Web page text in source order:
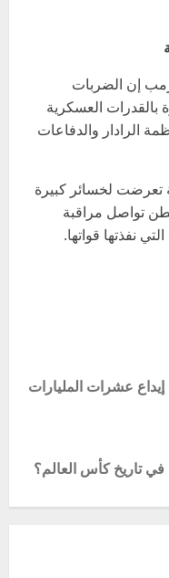
إن الضربات
بالقدرات العسكرية
الرادار والدفاعات
تعرضت لخسائر كبيرة
تواصل مراقبة
نفذتها قواتها.
عشرات المليارات
تاريخ كأس العالم؟